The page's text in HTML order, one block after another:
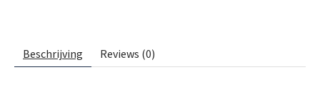
Beschrijving Reviews (0)